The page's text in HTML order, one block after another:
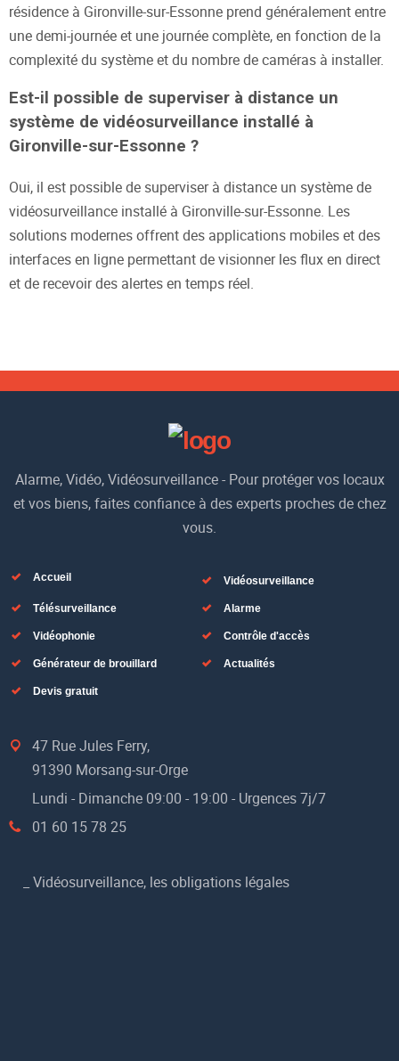
résidence à Gironville-sur-Essonne prend généralement entre
une demi-journée et une journée complète, en fonction de la
complexité du système et du nombre de caméras à installer.
Est-il possible de superviser à distance un
système de vidéosurveillance installé à
Gironville-sur-Essonne ?
Oui, il est possible de superviser à distance un système de
vidéosurveillance installé à Gironville-sur-Essonne. Les
solutions modernes offrent des applications mobiles et des
interfaces en ligne permettant de visionner les flux en direct
et de recevoir des alertes en temps réel.
Alarme, Vidéo, Vidéosurveillance - Pour protéger vos locaux
et vos biens, faites confiance à des experts proches de chez
vous.
Accueil Vidéosurveillance
Télésurveillance Alarme
Vidéophonie Contrôle d'accès
Générateur de brouillard Actualités
Devis gratuit
47 Rue Jules Ferry,
91390 Morsang-sur-Orge
Lundi - Dimanche 09:00 - 19:00 - Urgences 7j/7
01 60 15 78 25
Vidéosurveillance, les obligations légales